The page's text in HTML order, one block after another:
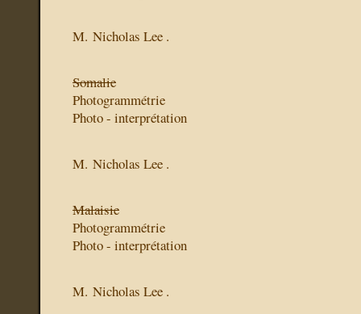
M. Nicholas Lee .
Somalie
Photogrammétrie
Photo - interprétation
M. Nicholas Lee .
Malaisie
Photogrammétrie
Photo - interprétation
M. Nicholas Lee .